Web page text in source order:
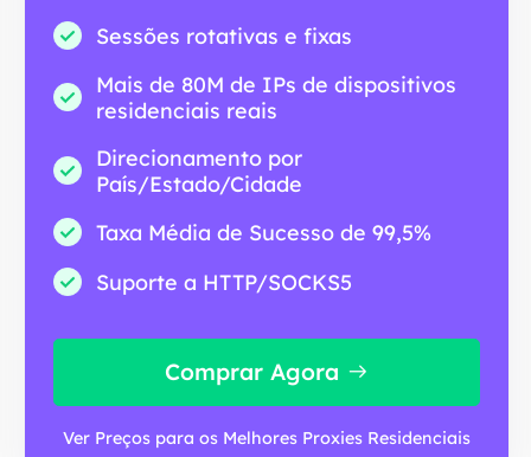
Sessões rotativas e fixas
Mais de 80M de IPs de dispositivos
residenciais reais
Direcionamento por
País/Estado/Cidade
Taxa Média de Sucesso de 99,5%
Suporte a HTTP/SOCKS5
Comprar Agora
Ver Preços para os Melhores Proxies Residenciais